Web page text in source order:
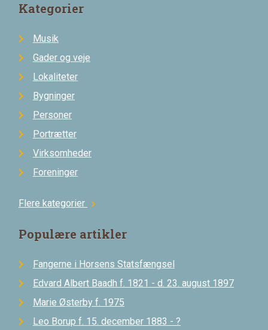
Kategorier
Musik
Gader og veje
Lokaliteter
Bygninger
Personer
Portrætter
Virksomheder
Foreninger
Flere kategorier chevron_right
Populære artikler
Fangerne i Horsens Statsfængsel
Edvard Albert Baadh f. 1821 - d. 23. august 1897
Marie Østerby f. 1975
Leo Borup f. 15. december 1883 - ?